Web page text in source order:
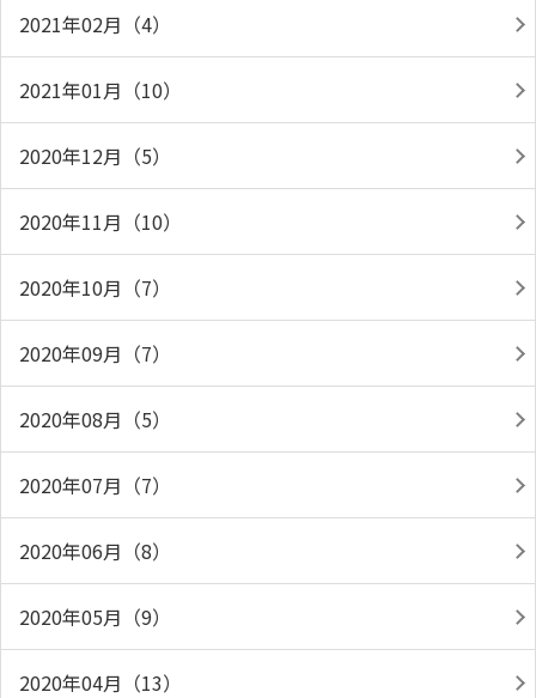
2021年02月（4）
2021年01月（10）
2020年12月（5）
2020年11月（10）
2020年10月（7）
2020年09月（7）
2020年08月（5）
2020年07月（7）
2020年06月（8）
2020年05月（9）
2020年04月（13）